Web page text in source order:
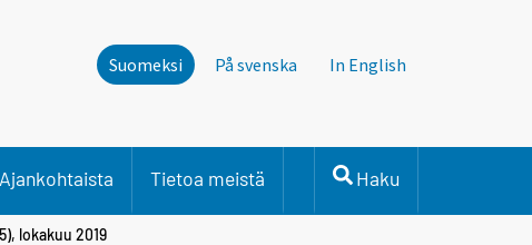
Suomeksi På svenska In English
Ajankohtaista Tietoa meistä Haku
lokakuu 2019